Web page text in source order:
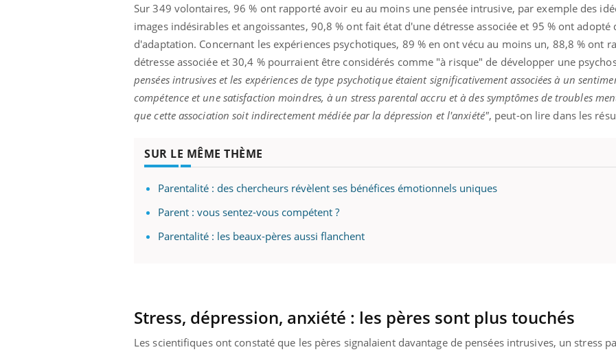
Sur 349 volontaires, 96 % ont rapporté avoir eu au moins une pensée intrusive, par exemple des
images indésirables et angoissantes, 90,8 % ont fait état d'une détresse associée et 95 % ont adopté
d'adaptation. Concernant les expériences psychotiques, 89 % en ont vécu au moins un, 88,8 % ont
détresse associée et 30,4 % pourraient être considérés comme "à risque" de développer une
pensées intrusives et les expériences de type psychotique étaient significativement associées à un
compétence et une satisfaction moindres, à un stress parental accru et à des symptômes de troubles
que cette association soit indirectement médiée par la dépression et l'anxiété", peut-on lire dans les
SUR LE MÊME THÈME
Parentalité : des chercheurs révèlent ses bénéfices émotionnels uniques
Parent : vous sentez-vous compétent ?
Parentalité : les beaux-pères aussi flanchent
Stress, dépression, anxiété : les pères sont plus touchés
Les scientifiques ont constaté que les pères signalaient davantage de pensées intrusives, un stress